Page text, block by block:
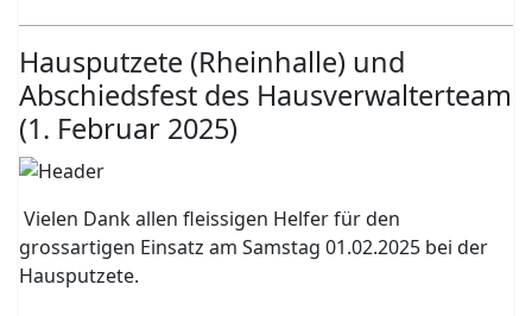
Hausputzete (Rheinhalle) und
Abschiedsfest des Hausverwalterteam
(1. Februar 2025)
Vielen Dank allen fleissigen Helfer für den
grossartigen Einsatz am Samstag 01.02.2025 bei der
Hausputzete.